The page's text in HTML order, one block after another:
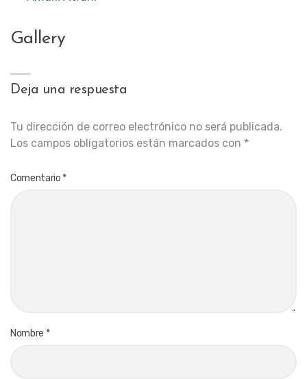
Gallery
Deja una respuesta
Tu dirección de correo electrónico no será publicada.
Los campos obligatorios están marcados con *
Comentario *
Nombre *